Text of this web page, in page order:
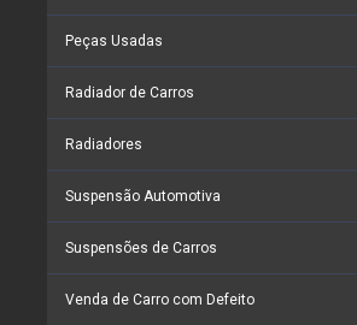
Peças Usadas
Radiador de Carros
Radiadores
Suspensão Automotiva
Suspensões de Carros
Venda de Carro com Defeito